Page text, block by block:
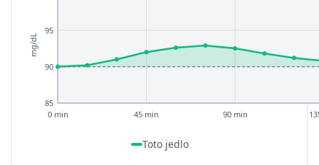
85
90
95
0 min 45 min 90 min
mg/dL
Toto jedlo